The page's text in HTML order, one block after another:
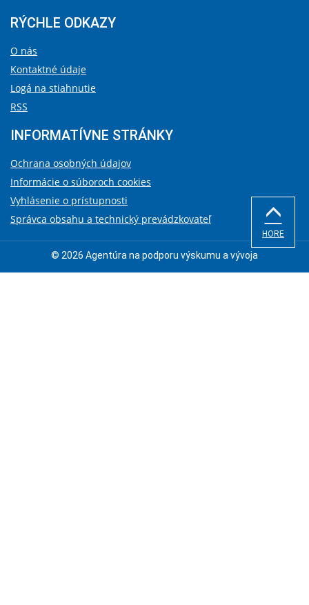
RÝCHLE ODKAZY
O nás
Kontaktné údaje
Logá na stiahnutie
RSS
INFORMATÍVNE STRÁNKY
Ochrana osobných údajov
Informácie o súboroch cookies
Vyhlásenie o prístupnosti
Správca obsahu a technický prevádzkovateľ
© 2026 Agentúra na podporu výskumu a vývoja
HORE